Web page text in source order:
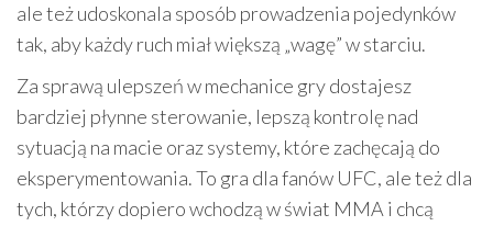
ale też udoskonala sposób prowadzenia pojedynków
tak, aby każdy ruch miał większą „wagę” w starciu.
Za sprawą ulepszeń w mechanice gry dostajesz
bardziej płynne sterowanie, lepszą kontrolę nad
sytuacją na macie oraz systemy, które zachęcają do
eksperymentowania. To gra dla fanów UFC, ale też dla
tych, którzy dopiero wchodzą w świat MMA i chcą